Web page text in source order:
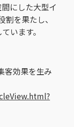
にした大型イ
を果たし、
います。
客効果を生み